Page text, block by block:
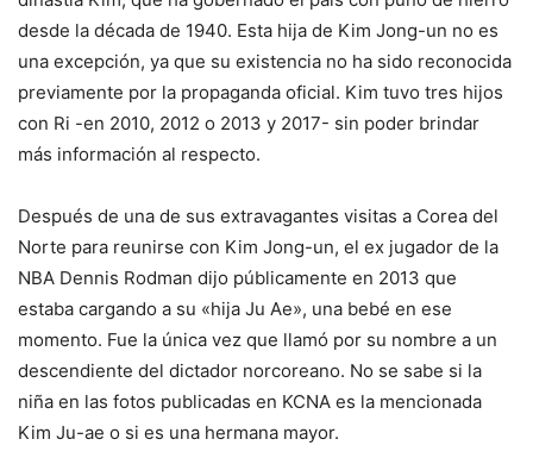
desde la década de 1940. Esta hija de Kim Jong-un no es
una excepción, ya que su existencia no ha sido reconocida
previamente por la propaganda oficial. Kim tuvo tres hijos
con Ri -en 2010, 2012 o 2013 y 2017- sin poder brindar
más información al respecto.
Después de una de sus extravagantes visitas a Corea del
Norte para reunirse con Kim Jong-un, el ex jugador de la
NBA Dennis Rodman dijo públicamente en 2013 que
estaba cargando a su «hija Ju Ae», una bebé en ese
momento. Fue la única vez que llamó por su nombre a un
descendiente del dictador norcoreano. No se sabe si la
niña en las fotos publicadas en KCNA es la mencionada
Kim Ju-ae o si es una hermana mayor.